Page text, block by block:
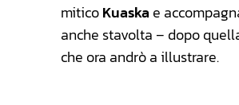
miticoKuaska e
anche stavolta – dopo
che ora andrò a illustrare.